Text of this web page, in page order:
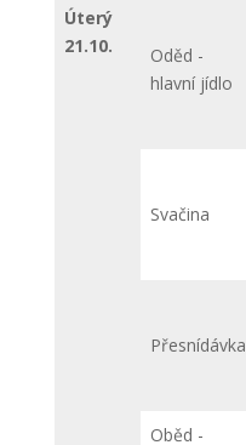
Úterý
21.10.
Oděd -
hlavní jídlo
Svačina
Přesnídávka
Oběd -